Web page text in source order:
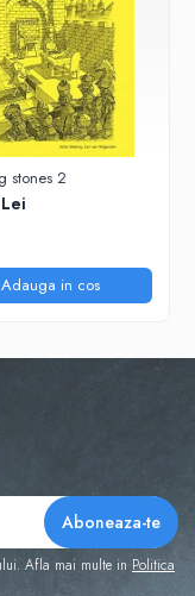
stones 2
Adauga in cos
Afla mai multe in Politica